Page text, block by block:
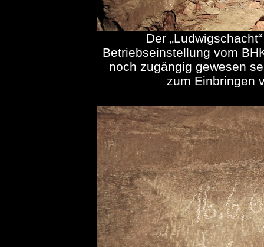
Der
Betriebseinstellung vom
noch zugängig gewesen
zum Einbringen